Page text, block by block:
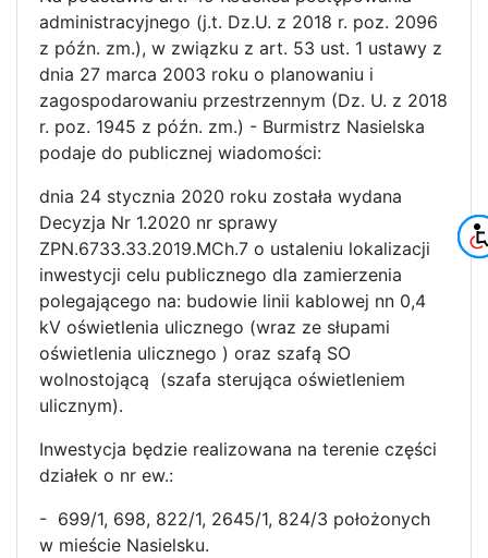
administracyjnego (j.t. Dz.U. z 2018 r. poz. 2096
z późn. zm.), w związku z art. 53 ust. 1 ustawy z
dnia 27 marca 2003 roku o planowaniu i
zagospodarowaniu przestrzennym (Dz. U. z 2018
r. poz. 1945 z późn. zm.) - Burmistrz Nasielska
podaje do publicznej wiadomości:
dnia 24 stycznia 2020 roku została wydana
Decyzja Nr 1.2020 nr sprawy
ZPN.6733.33.2019.MCh.7 o ustaleniu lokalizacji
inwestycji celu publicznego dla zamierzenia
polegającego na: budowie linii kablowej nn 0,4
kV oświetlenia ulicznego (wraz ze słupami
oświetlenia ulicznego ) oraz szafą SO
wolnostojącą (szafa sterująca oświetleniem
ulicznym).
Inwestycja będzie realizowana na terenie części
działek o nr ew.:
- 699/1, 698, 822/1, 2645/1, 824/3 położonych
w mieście Nasielsku.